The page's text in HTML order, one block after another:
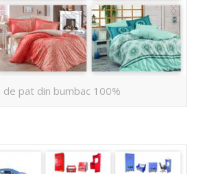
de pat din bumbac 100%